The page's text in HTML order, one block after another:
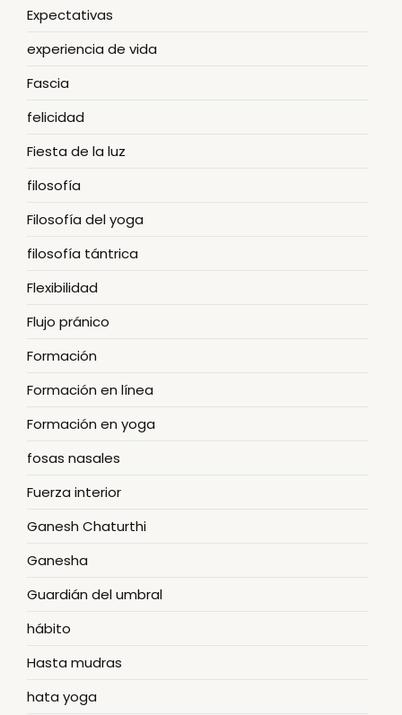
Expectativas
experiencia de vida
Fascia
felicidad
Fiesta de la luz
filosofía
Filosofía del yoga
filosofía tántrica
Flexibilidad
Flujo pránico
Formación
Formación en línea
Formación en yoga
fosas nasales
Fuerza interior
Ganesh Chaturthi
Ganesha
Guardián del umbral
hábito
Hasta mudras
hata yoga